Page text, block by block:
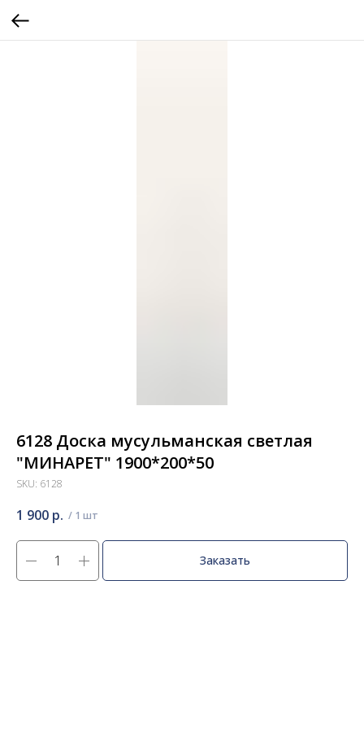
6128 Доска мусульманская светлая
"МИНАРЕТ" 1900*200*50
SKU: 6128
1 900 р.
Заказать